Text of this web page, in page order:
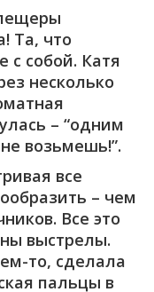
Та, что
с собой. Катя
несколько
– “одним
возьмешь!”.
все
– чем
Все это
выстрелы.
то, сделала
пальцы в